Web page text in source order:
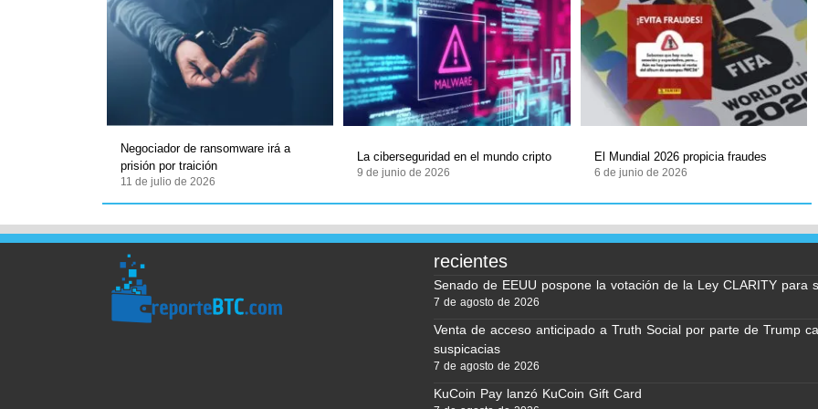
Negociador de ransomware irá a
prisión por traición
11 de julio de 2026
La ciberseguridad en el mundo cripto
9 de junio de 2026
El Mundial 2026 propicia fraudes
6 de junio de 2026
recientes
Senado de EEUU pospone la votación de la Ley CLARITY para
7 de agosto de 2026
Venta de acceso anticipado a Truth Social por parte de Trump
suspicacias
7 de agosto de 2026
KuCoin Pay lanzó KuCoin Gift Card